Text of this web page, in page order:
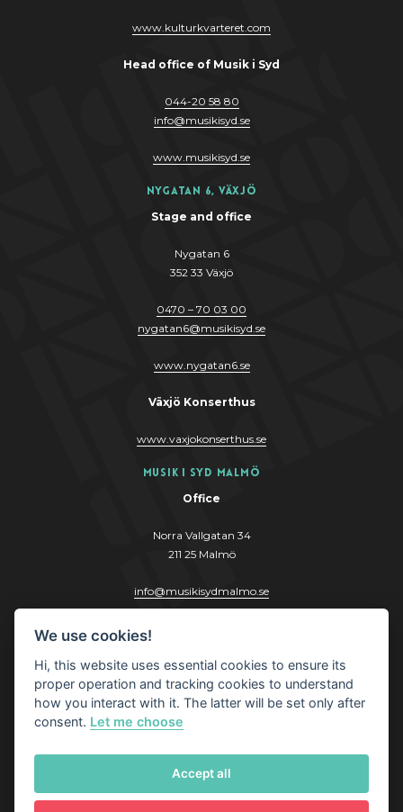
www.kulturkvarteret.com
Head office of Musik i Syd
044-20 58 80
info@musikisyd.se
www.musikisyd.se
Nygatan 6, Växjö
Stage and office
Nygatan 6
352 33 Växjö
0470 – 70 03 00
nygatan6@musikisyd.se
www.nygatan6.se
Växjö Konserthus
www.vaxjokonserthus.se
Musik i Syd Malmö
Office
Norra Vallgatan 34
211 25 Malmö
info@musikisydmalmo.se
www.musikisydmalmo.se
We use cookies!
Hi, this website uses essential cookies to ensure its
proper operation and tracking cookies to understand
how you interact with it. The latter will be set only after
consent. Let me choose
Accept all